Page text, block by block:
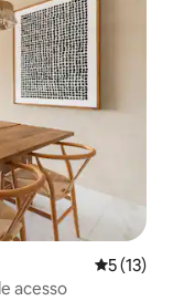
5 de uma
5 (13)
acesso